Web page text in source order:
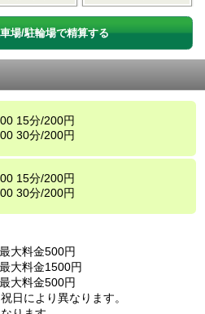
場/駐輪場で精算する
15分/200円
30分/200円
15分/200円
30分/200円
大料金500円
大料金1500円
大料金500円
日により異なります。